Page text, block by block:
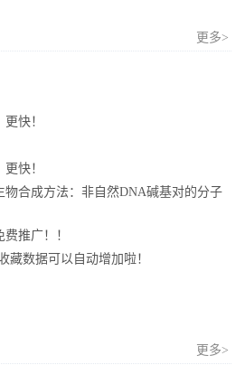
更多>
快！
快！
合成方法：非自然DNA碱基对的分子
推广！！
藏数据可以自动增加啦！
更多>